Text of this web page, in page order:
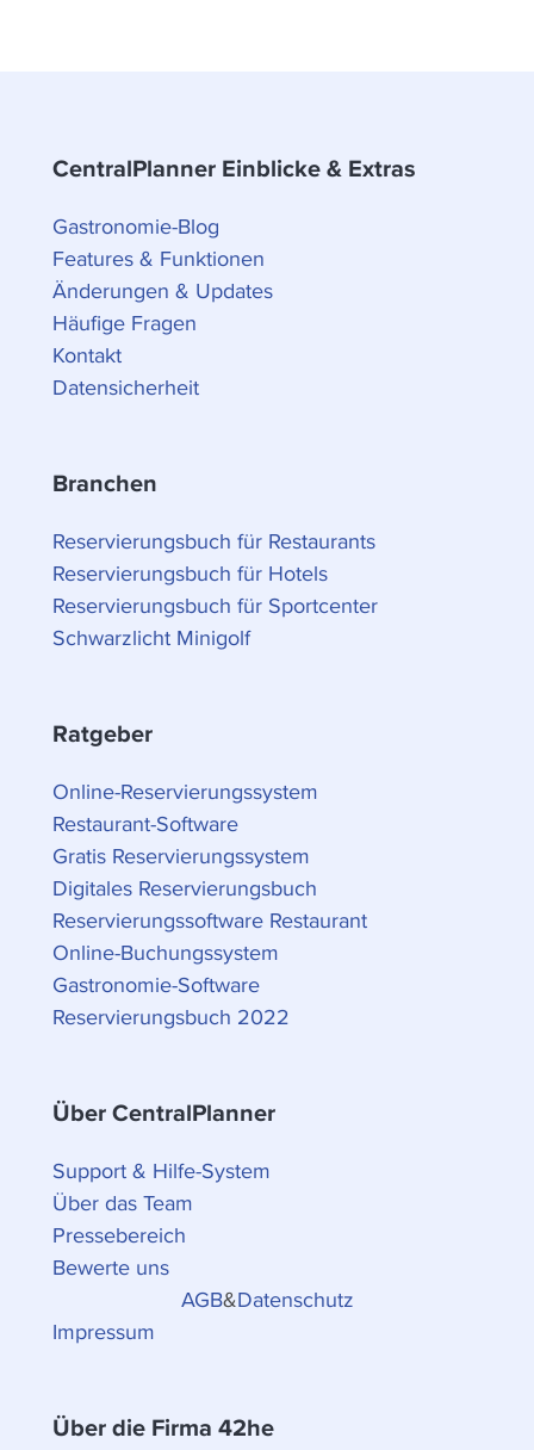
CentralPlanner Einblicke & Extras
Gastronomie-Blog
Features & Funktionen
Änderungen & Updates
Häufige Fragen
Kontakt
Datensicherheit
Branchen
Reservierungsbuch für Restaurants
Reservierungsbuch für Hotels
Reservierungsbuch für Sportcenter
Schwarzlicht Minigolf
Ratgeber
Online-Reservierungssystem
Restaurant-Software
Gratis Reservierungssystem
Digitales Reservierungsbuch
Reservierungssoftware Restaurant
Online-Buchungssystem
Gastronomie-Software
Reservierungsbuch 2022
Über CentralPlanner
Support & Hilfe-System
Über das Team
Pressebereich
Bewerte uns
AGB&Datenschutz
Impressum
Über die Firma 42he